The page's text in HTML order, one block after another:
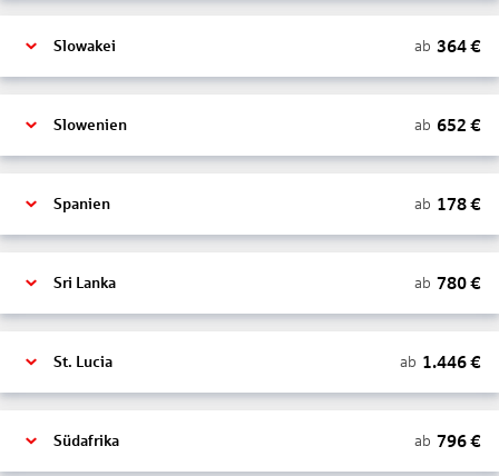
Slowakei ab 364€
Slowenien ab 652 €
Spanien ab 178€
Sri Lanka ab 780€
St. Lucia ab 1.446€
Südafrika ab 796€